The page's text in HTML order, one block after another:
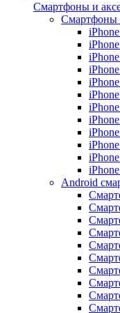
Смартфоны и
Смартфоны
Android